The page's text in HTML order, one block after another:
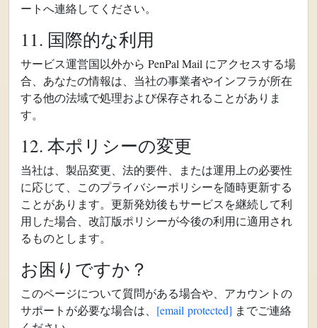
ートへ連絡してください。
11. 国際的な利用
サービス運営国以外から PenPal Mail にアクセスする場
合、あなたの情報は、当社の事業者やインフラが所在
する他の法域で処理および保存されることがありま
す。
12. 本ポリシーの変更
当社は、製品変更、法的要件、または運用上の必要性
に応じて、このプライバシーポリシーを随時更新する
ことがあります。更新発効後もサービスを継続して利
用した場合、改訂版ポリシーが今後の利用に適用され
るものとします。
お困りですか？
このページについて質問がある場合や、アカウントの
サポートが必要な場合は、 [email protected] までご連絡